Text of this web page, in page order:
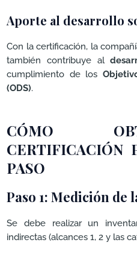
Aporte al desarrollo
Con la certificación, la
también contribuye al
cumplimiento de los
(ODS).
CÓMO
CERTIFICACIÓN
PASO
Paso 1: Medición de
Se debe realizar un
indirectas (alcances 1, 2 y las